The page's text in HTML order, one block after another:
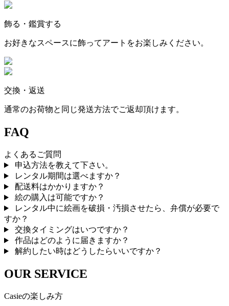
飾る・鑑賞する
お好きなスペースに飾ってアートをお楽しみください。
交換・返送
通常のお荷物と同じ発送方法でご返却頂けます。
FAQ
よくあるご質問
申込方法を教えて下さい。
レンタル期間は選べますか？
配送料はかかりますか？
絵の購入は可能ですか？
レンタル中に絵画を破損・汚損させたら、弁償が必要で
すか？
交換タイミングはいつですか？
作品はどのように届きますか？
解約したい時はどうしたらいいですか？
OUR SERVICE
Casieの楽しみ方